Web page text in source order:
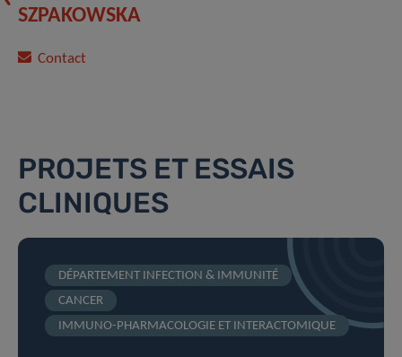
SZPAKOWSKA
Contact
PROJETS ET ESSAIS
CLINIQUES
DÉPARTEMENT INFECTION & IMMUNITÉ
CANCER
IMMUNO-PHARMACOLOGIE ET INTERACTOMIQUE